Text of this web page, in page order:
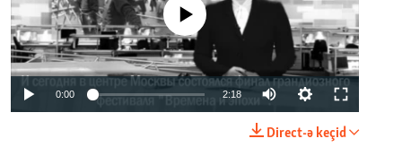
No media source currently available
0:00 2:18
Direct-ə keçid